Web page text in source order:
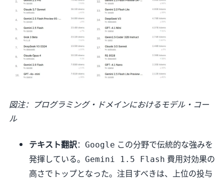
図注：プログラミング・ドメインにおけるモデル・コー
ル
テキスト翻訳： Google この分野で伝統的な強みを
発揮している。 Gemini 1.5 Flash 費用対効果の
高さでトップとなった。注目すべきは、上位の投与